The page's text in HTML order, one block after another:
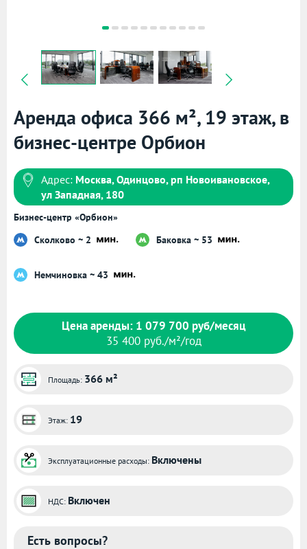
Аренда офиса 366 м², 19 этаж, в
бизнес-центре Орбион
Адрес: Москва, Одинцово, рп Новоивановское,
ул Западная, 180
Бизнес-центр «Орбион»
Сколково ~ 2
Баковка ~ 53
Немчиновка ~ 43
Цена аренды: 1 079 700 руб/месяц
35 400 руб./м²/год
Площадь: 366 м²
Этаж: 19
Эксплуатационные расходы: Включены
НДС: Включен
Есть вопросы?